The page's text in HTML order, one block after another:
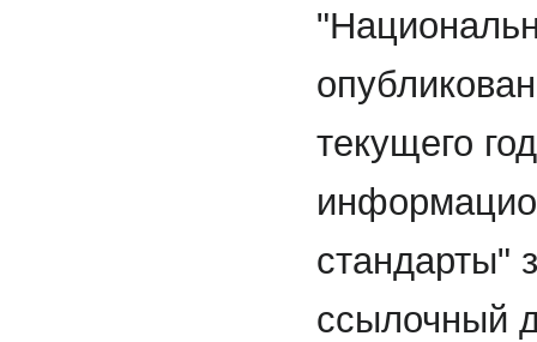
текущего
стандарты"
ссылочный